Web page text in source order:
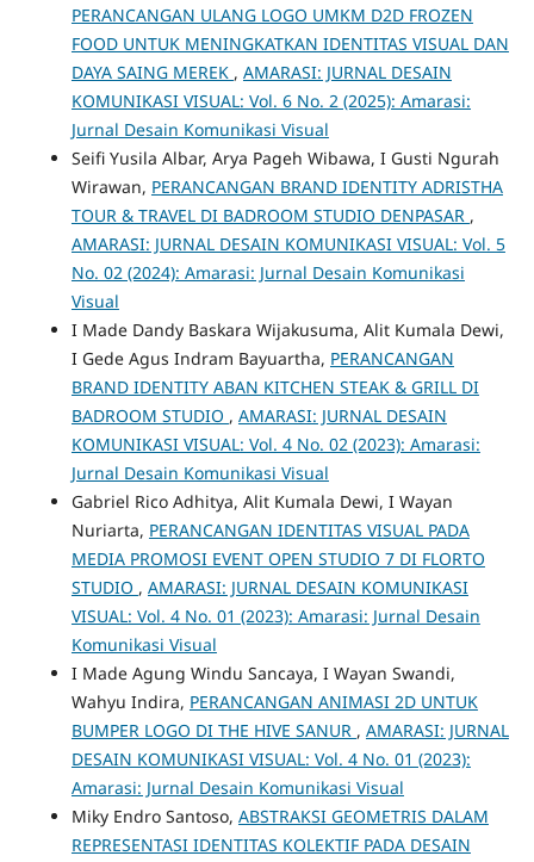
PERANCANGAN ULANG LOGO UMKM D2D FROZEN
FOOD UNTUK MENINGKATKAN IDENTITAS VISUAL DAN
DAYA SAING MEREK , AMARASI: JURNAL DESAIN
KOMUNIKASI VISUAL: Vol. 6 No. 2 (2025): Amarasi:
Jurnal Desain Komunikasi Visual
Seifi Yusila Albar, Arya Pageh Wibawa, I Gusti Ngurah
Wirawan, PERANCANGAN BRAND IDENTITY ADRISTHA
TOUR & TRAVEL DI BADROOM STUDIO DENPASAR ,
AMARASI: JURNAL DESAIN KOMUNIKASI VISUAL: Vol. 5
No. 02 (2024): Amarasi: Jurnal Desain Komunikasi
Visual
I Made Dandy Baskara Wijakusuma, Alit Kumala Dewi,
I Gede Agus Indram Bayuartha, PERANCANGAN
BRAND IDENTITY ABAN KITCHEN STEAK & GRILL DI
BADROOM STUDIO , AMARASI: JURNAL DESAIN
KOMUNIKASI VISUAL: Vol. 4 No. 02 (2023): Amarasi:
Jurnal Desain Komunikasi Visual
Gabriel Rico Adhitya, Alit Kumala Dewi, I Wayan
Nuriarta, PERANCANGAN IDENTITAS VISUAL PADA
MEDIA PROMOSI EVENT OPEN STUDIO 7 DI FLORTO
STUDIO , AMARASI: JURNAL DESAIN KOMUNIKASI
VISUAL: Vol. 4 No. 01 (2023): Amarasi: Jurnal Desain
Komunikasi Visual
I Made Agung Windu Sancaya, I Wayan Swandi,
Wahyu Indira, PERANCANGAN ANIMASI 2D UNTUK
BUMPER LOGO DI THE HIVE SANUR , AMARASI: JURNAL
DESAIN KOMUNIKASI VISUAL: Vol. 4 No. 01 (2023):
Amarasi: Jurnal Desain Komunikasi Visual
Miky Endro Santoso, ABSTRAKSI GEOMETRIS DALAM
REPRESENTASI IDENTITAS KOLEKTIF PADA DESAIN